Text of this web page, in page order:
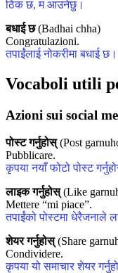
ठिक छ, म आउनेछु।
बधाई छ(Badhai chha)
Congratulazioni.
तपाईंलाई नोकरीमा बधाई छ।
Vocaboli utili
Azioni sui social
पोस्ट गर्नुहोस्(Post
Pubblicare.
कृपया नयाँ फोटो पोस्ट
लाइक गर्नुहोस्(Like
Mettere “mi piace”.
तपाईंको पोस्टमा धेरैजनाले
शेयर गर्नुहोस्(Share
Condividere.
कृपया यो समाचार शेयर